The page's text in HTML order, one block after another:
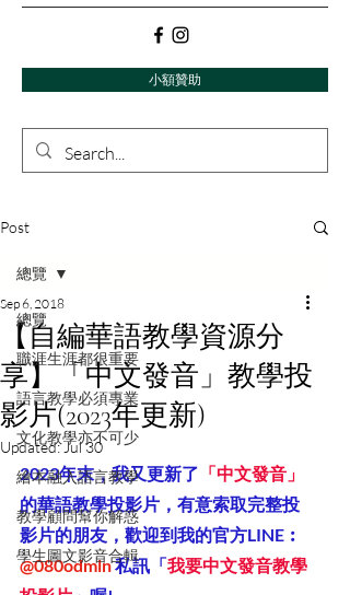
小額贊助
Post
總覽
職涯生涯都很重要
語言教學必須專業
文化教學亦不可少
繪本融入語言教學
教學顧問幫你解惑
學生圖文影音合輯
總覽
【自編華語教學資源分
享】「中文發音」教學投
影片(2023年更新)
Sep 6, 2018
Updated:Jul 30
2023年末，我又更新了 「中文發音」
的華語教學投影片，有意索取完整投
影片的朋友， 歡迎到我的官方LINE︰
@080odmln 私訊「我要中文發音教學